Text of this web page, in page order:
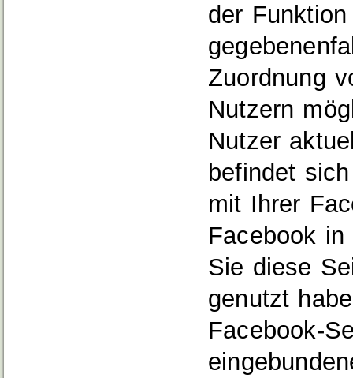
der Funktion
Zuordnung
Nutzern
Nutzer
befindet
mit Ihrer
Facebook
Sie diese
genutzt